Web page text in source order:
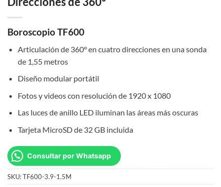
Boroscopio TF600
Articulación de 360° en cuatro direcciones en una sonda
de 1,55 metros
Diseño modular portátil
Fotos y videos con resolución de 1920 x 1080
Las luces de anillo LED iluminan las áreas más oscuras
Tarjeta MicroSD de 32 GB incluida
Consultar por Whatsapp
SKU:TF600-3.9-1.5M